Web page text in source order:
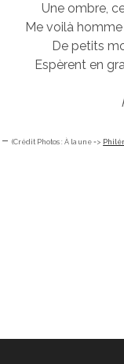
Une ombre,
Me voilà
De petits
Espèrent en
–(Crédit Photos : À la une =>